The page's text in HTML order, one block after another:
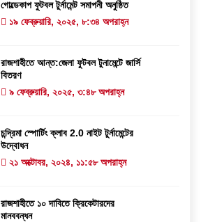
গোল্ডেকাপ ফুটবল টুর্নামেন্ট সমাপনী অনুষ্ঠিত
১৯ ফেব্রুয়ারি, ২০২৫, ৮:৩৪ অপরাহ্ন
রাজশাহীতে আন্ত:জেলা ফুটবল টুনামেন্টে জার্সি
বিতরণ
৯ ফেব্রুয়ারি, ২০২৫, ৩:৪৮ অপরাহ্ন
চন্দ্রিমা স্পোর্টিং ক্লাব 2.0 নাইট টুর্নামেন্টের
উদ্বোধন
২১ অক্টোবর, ২০২৪, ১১:৫৮ অপরাহ্ন
রাজশাহীতে ১০ দাবিতে ক্রিকেটারদের
মানববন্ধন